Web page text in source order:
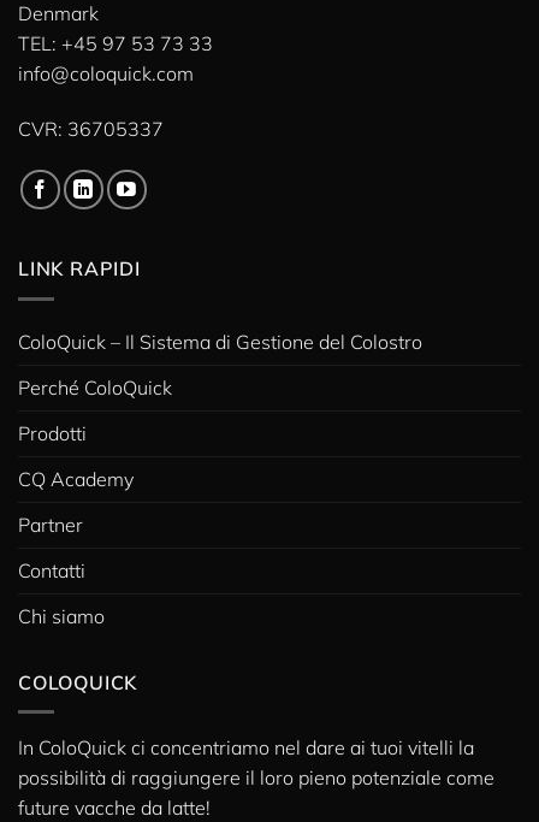
Denmark
TEL: +45 97 53 73 33
info@coloquick.com
CVR: 36705337
LINK RAPIDI
ColoQuick – Il Sistema di Gestione del Colostro
Perché ColoQuick
Prodotti
CQ Academy
Partner
Contatti
Chi siamo
COLOQUICK
In ColoQuick ci concentriamo nel dare ai tuoi vitelli la
possibilità di raggiungere il loro pieno potenziale come
future vacche da latte!